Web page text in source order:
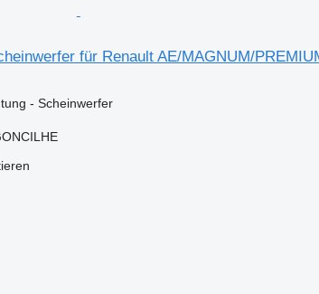
für Renault AE/MAGNUM/
- Scheinwerfer